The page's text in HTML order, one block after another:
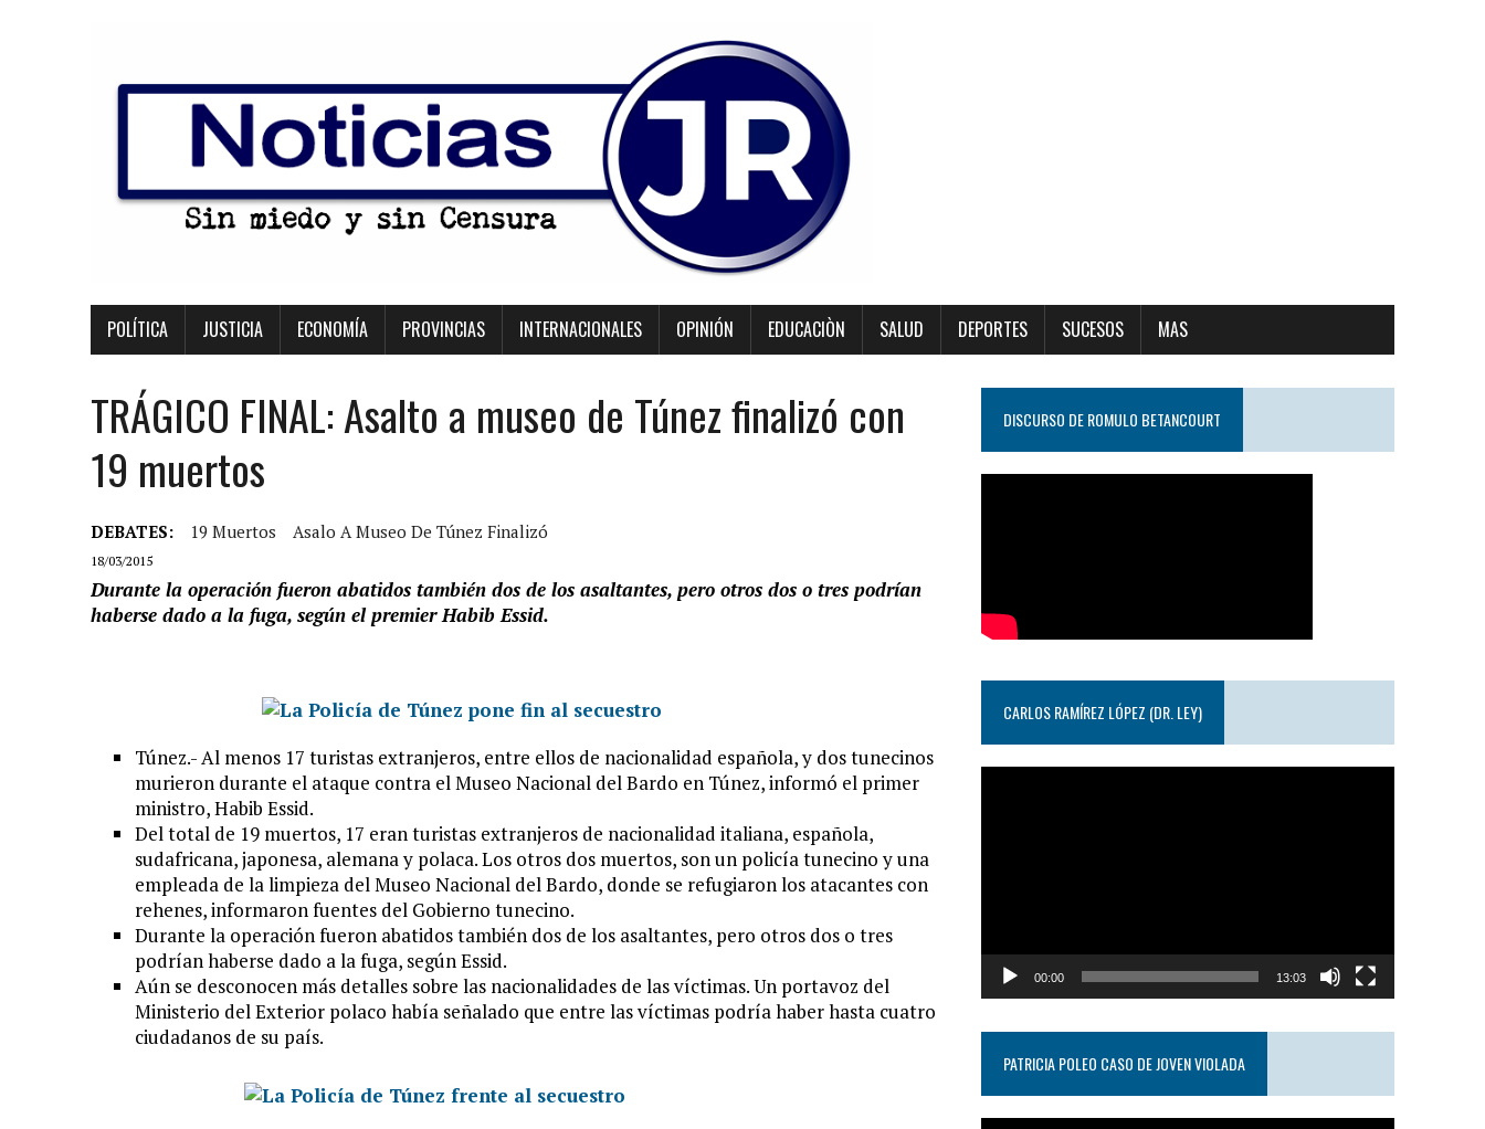
POLÍTICA JUSTICIA ECONOMÍA PROVINCIAS INTERNACIONALES OPINIÓN EDUCACIÒN SALUD DEPORTES SUCESOS MAS
TRÁGICO FINAL: Asalto a museo de Túnez finalizó con
19 muertos
DEBATES: 19 Muertos Asalo A Museo De Túnez Finalizó
18/03/2015
Durante la operación fueron abatidos también dos de los asaltantes, pero otros dos o tres podrían
haberse dado a la fuga, según el premier Habib Essid.
Túnez.- Al menos 17 turistas extranjeros, entre ellos de nacionalidad española, y dos tunecinos
murieron durante el ataque contra el Museo Nacional del Bardo en Túnez, informó el primer
ministro, Habib Essid.
Del total de 19 muertos, 17 eran turistas extranjeros de nacionalidad italiana, española,
sudafricana, japonesa, alemana y polaca. Los otros dos muertos, son un policía tunecino y una
empleada de la limpieza del Museo Nacional del Bardo, donde se refugiaron los atacantes con
rehenes, informaron fuentes del Gobierno tunecino.
Durante la operación fueron abatidos también dos de los asaltantes, pero otros dos o tres
podrían haberse dado a la fuga, según Essid.
Aún se desconocen más detalles sobre las nacionalidades de las víctimas. Un portavoz del
Ministerio del Exterior polaco había señalado que entre las víctimas podría haber hasta cuatro
ciudadanos de su país.
DISCURSO DE ROMULO BETANCOURT
CARLOS RAMÍREZ LÓPEZ (DR. LEY)
00:00 13:03
PATRICIA POLEO CASO DE JOVEN VIOLADA